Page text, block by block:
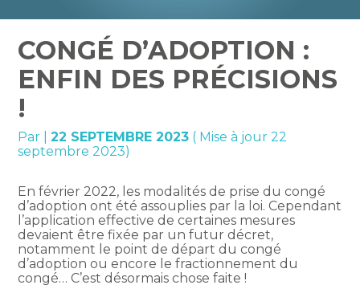
CONGÉ D’ADOPTION :
ENFIN DES PRÉCISIONS
!
Par |22 SEPTEMBRE 2023 ( Mise à jour 22
septembre 2023)
En février 2022, les modalités de prise du congé
d’adoption ont été assouplies par la loi. Cependant
l’application effective de certaines mesures
devaient être fixée par un futur décret,
notamment le point de départ du congé
d’adoption ou encore le fractionnement du
congé… C’est désormais chose faite !